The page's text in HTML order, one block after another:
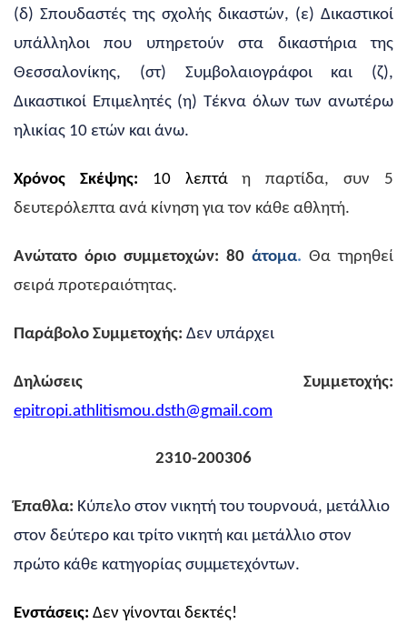
(δ) Σπουδαστές της σχολής δικαστών, (ε) Δικαστικοί
υπάλληλοι που υπηρετούν στα δικαστήρια της
Θεσσαλονίκης, (στ) Συμβολαιογράφοι και (ζ),
Δικαστικοί Επιμελητές (η) Τέκνα όλων των ανωτέρω
ηλικίας 10 ετών και άνω.
Χρόνος Σκέψης: 10 λεπτάη παρτίδα, συν 5
δευτερόλεπτα ανά κίνηση για τον κάθε αθλητή.
Ανώτατο όριο συμμετοχών: 80 άτομα. Θα τηρηθεί
σειρά προτεραιότητας.
Παράβολο Συμμετοχής: Δεν υπάρχει
Δηλώσεις Συμμετοχής:
epitropi.athlitismou.dsth@gmail .com
2310-200306
Έπαθλα: Κύπελο στον νικητή του τουρνουά, μετάλλιο
στον δεύτερο και τρίτο νικητή και μετάλλιο στον
πρώτο κάθε κατηγορίας συμμετεχόντων.
Ενστάσεις: Δεν γίνονται δεκτές!